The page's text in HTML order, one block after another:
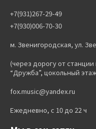
+7(931)267-29-49
+7(930)006-70-30
м. Звенигородская, ул.
(через дорогу от
“Дружба”, цокольный
fox.music@yandex.ru
Ежедневно, с 10 до 22 ч